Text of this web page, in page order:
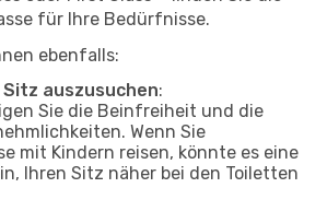
für Ihre Bedürfnisse.
ebenfalls:
auszusuchen:
Sie die Beinfreiheit und die
Wenn Sie
mit Kindern reisen, könnte es eine
Ihren Sitz näher bei den Toiletten